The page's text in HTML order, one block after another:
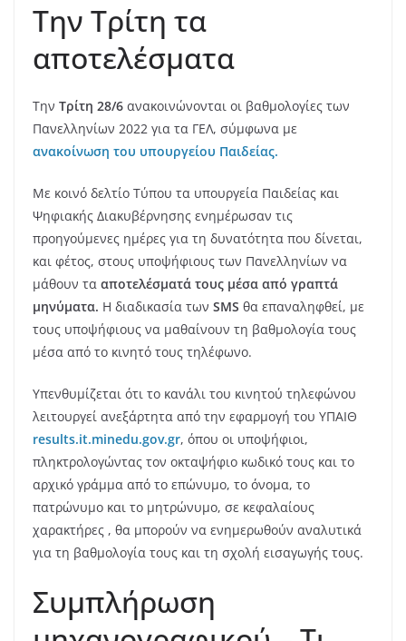
Την Τρίτη τα
αποτελέσματα
Την Τρίτη 28/6 ανακοινώνονται οι βαθμολογίες των
Πανελληνίων 2022 για τα ΓΕΛ, σύμφωνα με
ανακοίνωση του υπουργείου Παιδείας.
Με κοινό δελτίο Τύπου τα υπουργεία Παιδείας και
Ψηφιακής Διακυβέρνησης ενημέρωσαν τις
προηγούμενες ημέρες για τη δυνατότητα που δίνεται,
και φέτος, στους υποψήφιους των Πανελληνίων να
μάθουν τα αποτελέσματά τους μέσα από γραπτά
μηνύματα. Η διαδικασία των SMS θα επαναληφθεί, με
τους υποψήφιους να μαθαίνουν τη βαθμολογία τους
μέσα από το κινητό τους τηλέφωνο.
Υπενθυμίζεται ότι το κανάλι του κινητού τηλεφώνου
λειτουργεί ανεξάρτητα από την εφαρμογή του ΥΠΑΙΘ
results.it.minedu.gov.gr, όπου οι υποψήφιοι,
πληκτρολογώντας τον οκταψήφιο κωδικό τους και το
αρχικό γράμμα από το επώνυμο, το όνομα, το
πατρώνυμο και το μητρώνυμο, σε κεφαλαίους
χαρακτήρες , θα μπορούν να ενημερωθούν αναλυτικά
για τη βαθμολογία τους και τη σχολή εισαγωγής τους.
Συμπλήρωση